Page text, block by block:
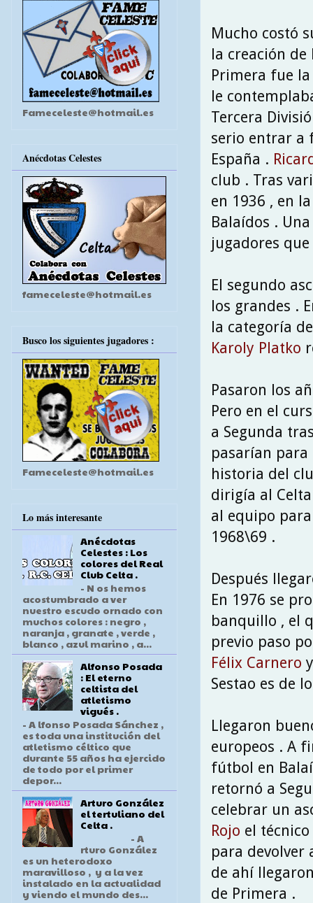
Mucho costó
la creación
Primera fue
le
Tercera
serio entrar a
España .
club . Tras
en 1936 , en
Balaídos .
jugadores
El segundo
los grandes .
la categoría
Karoly Platko
Pasaron los
Pero en el
a Segunda
pasarían para
historia del
dirigía al
al equipo
1968\69 .
Después
En 1976 se
banquillo , el
previo paso
Félix Carnero
Sestao es de
Llegaron
europeos . A
fútbol en
retornó a
celebrar un
Rojo el
para devolver
de ahí
de Primera .
Fameceleste@hotmail.es
Anécdotas Celestes
fameceleste@hotmail.es
Busco los siguientes jugadores :
Fameceleste@hotmail.es
Lo más interesante
Anécdotas
Celestes : Los
colores del Real
Club Celta .
- N os hemos
acostumbrado a ver
nuestro escudo ornado con
muchos colores : negro ,
naranja , granate , verde ,
blanco , azul marino , a...
Alfonso Posada
: El eterno
celtista del
atletismo
vigués .
- A lfonso Posada Sánchez ,
es toda una institución del
atletismo céltico que
durante 55 años ha ejercido
de todo por el primer
depor...
Arturo González
el tertuliano del
Celta .
- A
rturo González
es un heterodoxo
maravilloso , y a la vez
instalado en la actualidad
y viendo el mundo des...